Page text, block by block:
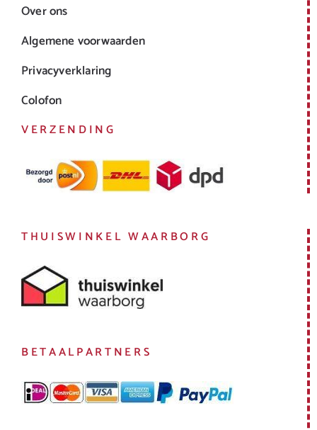
Over ons
Algemene voorwaarden
Privacyverklaring
Colofon
VERZENDING
THUISWINKEL WAARBORG
BETAALPARTNERS